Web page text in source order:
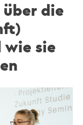
über die
wie sie